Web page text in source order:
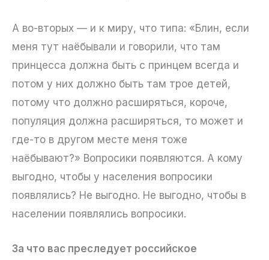
А во-вторых — и к миру, что типа: «Блин, если
меня тут наёбывали и говорили, что там
принцесса должна быть с принцем всегда и
потом у них должно быть там трое детей,
потому что должно расширяться, короче,
популяция должна расширяться, то может и
где-то в другом месте меня тоже
наёбывают?» Вопросики появляются. А кому
выгодно, чтобы у населения вопросики
появлялись? Не выгодно. Не выгодно, чтобы в
населении появлялись вопросики.
За что вас преследует российское